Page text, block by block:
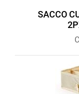
SACCO